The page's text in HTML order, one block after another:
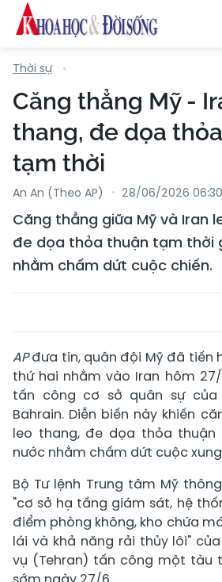
Thời sự
Căng thẳng Mỹ -
thang, đe dọa
tạm thời
An An (Theo AP) 28/06/2026 06:30
Căng thẳng giữa Mỹ và Iran
đe dọa thỏa thuận tạm thời
nhằm chấm dứt cuộc chiến.
APđưa tin, quân đội Mỹ đã tiến
thứ hai nhằm vào Iran hôm
tấn công cơ sở quân sự của
Bahrain. Diễn biến này khiến
leo thang, đe dọa thỏa
nước nhằm chấm dứt cuộc
Bộ Tư lệnh Trung tâm Mỹ
"cơ sở hạ tầng giám sát, hệ
điểm phòng không, kho chứa
lái và khả năng rải thủy lôi"
vụ (Tehran) tấn công một tàu